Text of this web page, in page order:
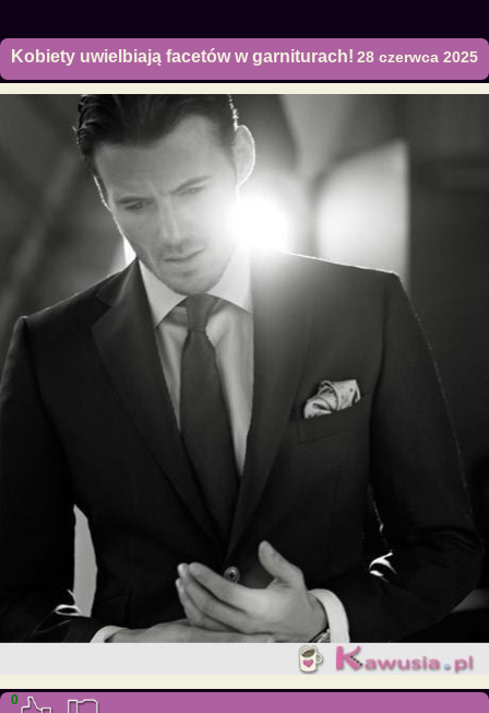
Kobiety uwielbiają facetów w garniturach! 28 czerwca 2025
0